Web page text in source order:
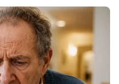
NASDAQ 100
-Barrierefreiheit
-Privatsphäre-Einstellungen